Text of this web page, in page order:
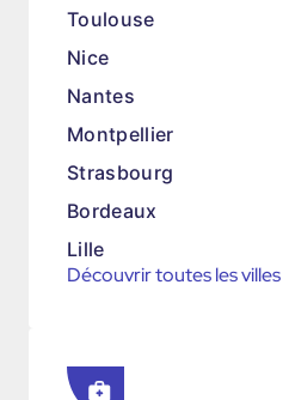
Toulouse
Nice
Nantes
Montpellier
Strasbourg
Bordeaux
Lille
Découvrir toutes les villes